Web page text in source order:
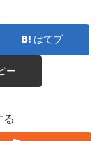
はてブ
ー
る